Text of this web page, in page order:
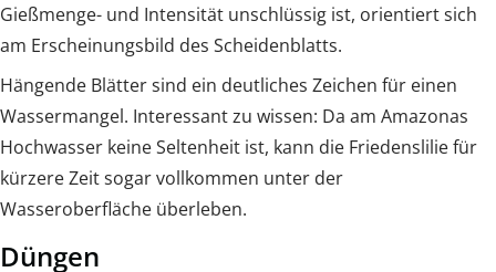
Gießmenge- und Intensität unschlüssig ist, orientiert sich
am Erscheinungsbild des Scheidenblatts.
Hängende Blätter sind ein deutliches Zeichen für einen
Wassermangel. Interessant zu wissen: Da am Amazonas
Hochwasser keine Seltenheit ist, kann die Friedenslilie für
kürzere Zeit sogar vollkommen unter der
Wasseroberfläche überleben.
Düngen